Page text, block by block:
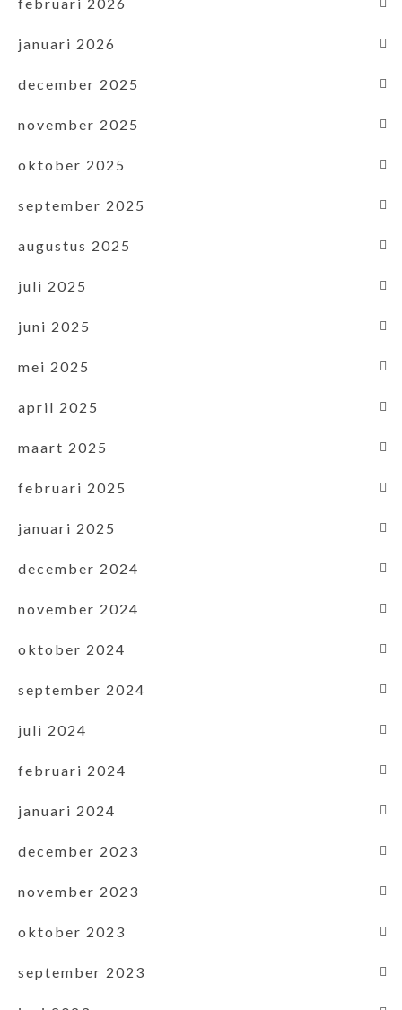
januari 2026
december 2025
november 2025
oktober 2025
september 2025
augustus 2025
juli 2025
juni 2025
mei 2025
april 2025
maart 2025
februari 2025
januari 2025
december 2024
november 2024
oktober 2024
september 2024
juli 2024
februari 2024
januari 2024
december 2023
november 2023
oktober 2023
september 2023